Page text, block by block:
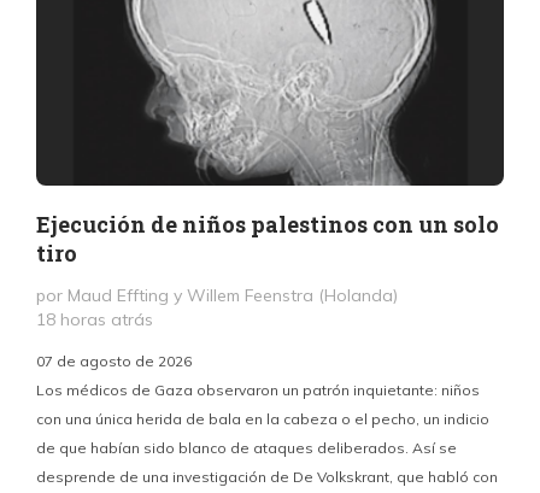
Ejecución de niños palestinos con un solo
tiro
por Maud Effting y Willem Feenstra (Holanda)
18 horas atrás
07 de agosto de 2026
Los médicos de Gaza observaron un patrón inquietante: niños
con una única herida de bala en la cabeza o el pecho, un indicio
de que habían sido blanco de ataques deliberados. Así se
desprende de una investigación de De Volkskrant, que habló con